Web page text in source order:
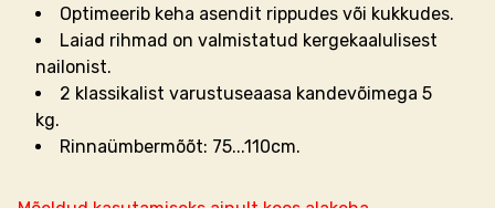
Optimeerib keha asendit rippudes või kukkudes.
Laiad rihmad on valmistatud kergekaalulisest
nailonist.
2 klassikalist varustuseaasa kandevõimega 5
kg.
Rinnaümbermõõt: 75...110cm.